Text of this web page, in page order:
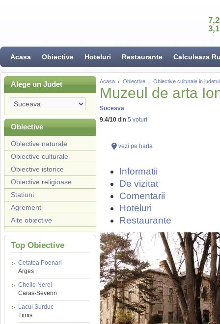
Acasa Obiective Hoteluri Restaurante Calculeaza
Alege un Judet
Obiective
Obiective naturale
Obiective culturale
Obiective istorice
Obiective religioase
Statiuni
Agrement
Alte obiective
Top Obiective
Cetatea Poenari
Arges
Cheile Nerei
Caras-Severin
Lacul Surduc
Timis
Acasa Obiective Obiective culturale in
Muzeul de arta
Suceava
9.4/10 din 5 voturi
vezi pe harta
Informatii
De vizitat
Comentarii
Hoteluri
Restaurante